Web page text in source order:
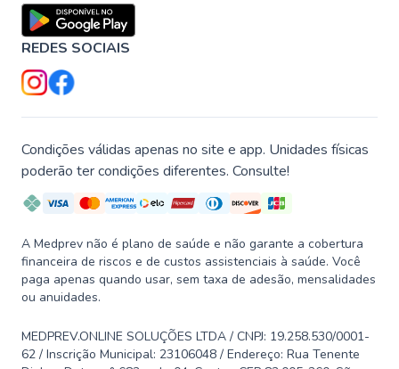
REDES SOCIAIS
Condições válidas apenas no site e app. Unidades físicas
poderão ter condições diferentes. Consulte!
A Medprev não é plano de saúde e não garante a cobertura
financeira de riscos e de custos assistenciais à saúde. Você
paga apenas quando usar, sem taxa de adesão, mensalidades
ou anuidades.
MEDPREV.ONLINE SOLUÇÕES LTDA / CNPJ: 19.258.530/0001-
62 / Inscrição Municipal: 23106048 / Endereço: Rua Tenente